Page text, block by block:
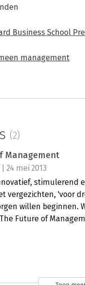
Business School
management
(2)
Management
24 mei 2013
stimulerend
vergezichten, 'voor
willen beginnen.
Future of